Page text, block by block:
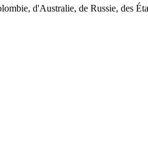
d'Australie, de Russie, des